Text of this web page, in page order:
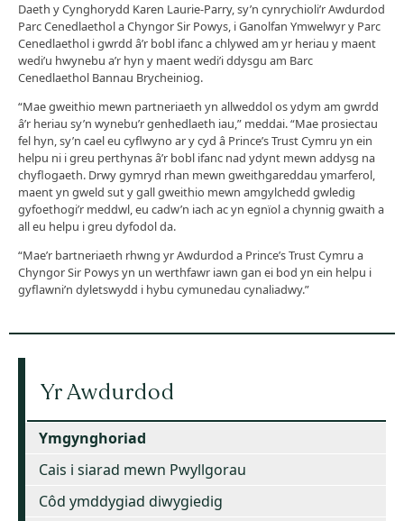
Daeth y Cynghorydd Karen Laurie-Parry, sy’n cynrychioli’r Awdurdod
Parc Cenedlaethol a Chyngor Sir Powys, i Ganolfan Ymwelwyr y Parc
Cenedlaethol i gwrdd â’r bobl ifanc a chlywed am yr heriau y maent
wedi’u hwynebu a’r hyn y maent wedi’i ddysgu am Barc
Cenedlaethol Bannau Brycheiniog.
“Mae gweithio mewn partneriaeth yn allweddol os ydym am gwrdd
â’r heriau sy’n wynebu’r genhedlaeth iau,” meddai. “Mae prosiectau
fel hyn, sy’n cael eu cyflwyno ar y cyd â Prince’s Trust Cymru yn ein
helpu ni i greu perthynas â’r bobl ifanc nad ydynt mewn addysg na
chyflogaeth. Drwy gymryd rhan mewn gweithgareddau ymarferol,
maent yn gweld sut y gall gweithio mewn amgylchedd gwledig
gyfoethogi’r meddwl, eu cadw’n iach ac yn egnïol a chynnig gwaith a
all eu helpu i greu dyfodol da.
“Mae’r bartneriaeth rhwng yr Awdurdod a Prince’s Trust Cymru a
Chyngor Sir Powys yn un werthfawr iawn gan ei bod yn ein helpu i
gyflawni’n dyletswydd i hybu cymunedau cynaliadwy.”
Yr Awdurdod
Ymgynghoriad
Cais i siarad mewn Pwyllgorau
Côd ymddygiad diwygiedig